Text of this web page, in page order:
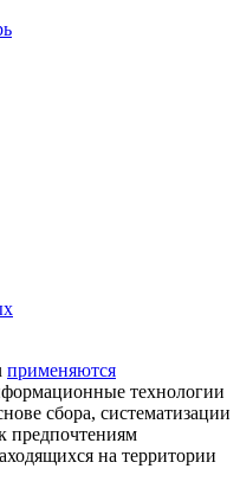
применяются
технологии
сбора, систематизации
предпочтениям
на территории